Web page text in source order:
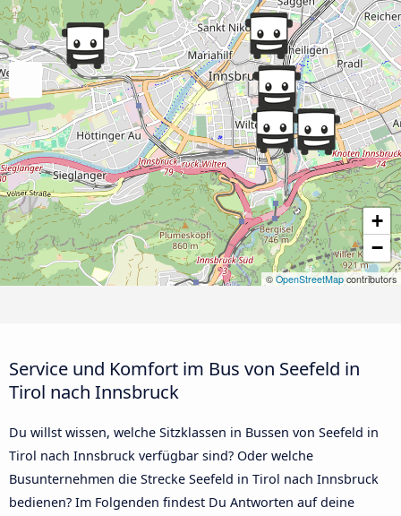
+
−
© OpenStreetMap contributors
Service und Komfort im Bus von Seefeld in
Tirol nach Innsbruck
Du willst wissen, welche Sitzklassen in Bussen von Seefeld in
Tirol nach Innsbruck verfügbar sind? Oder welche
Busunternehmen die Strecke Seefeld in Tirol nach Innsbruck
bedienen? Im Folgenden findest Du Antworten auf deine